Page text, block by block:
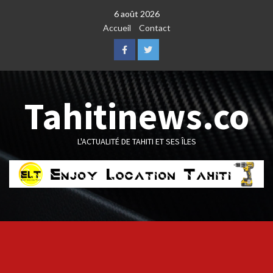
6 août 2026
Accueil
Contact
FacebookTwitter
Tahitinews.co
L'ACTUALITÉ DE TAHITI ET SES ÎLES